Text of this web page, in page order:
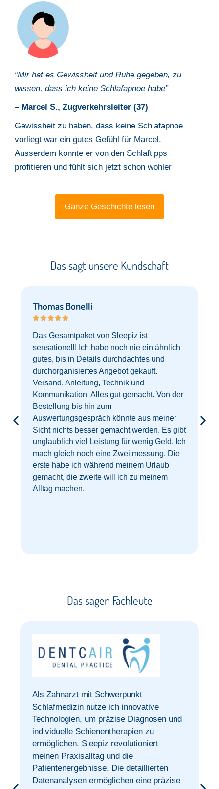
“Mir hat es Gewissheit und Ruhe gegeben, zu
wissen, dass ich keine Schlafapnoe habe”
– Marcel S., Zugverkehrsleiter (37)
Gewissheit zu haben, dass keine Schlafapnoe
vorliegt war ein gutes Gefühl für Marcel.
Ausserdem konnte er von den Schlaftipps
profitieren und fühlt sich jetzt schon wohler
Ganze Geschichte lesen
Das sagt unsere Kundschaft​
Thomas Bonelli

Das Gesamtpaket von Sleepiz ist
sensationell! Ich habe noch nie ein ähnlich
gutes, bis in Details durchdachtes und
durchorganisiertes Angebot gekauft.
Versand, Anleitung, Technik und
Kommunikation. Alles gut gemacht. Von der
Bestellung bis hin zum
Auswertungsgespräch könnte aus meiner
Sicht nichts besser gemacht werden. Es gibt
unglaublich viel Leistung für wenig Geld. Ich
mach gleich noch eine Zweitmessung. Die
erste habe ich während meinem Urlaub
gemacht, die zweite will ich zu meinem
Alltag machen.
Das sagen Fachleute​
Als Zahnarzt mit Schwerpunkt
Schlafmedizin nutze ich innovative
Technologien, um präzise Diagnosen und
individuelle Schienentherapien zu
ermöglichen. Sleepiz revolutioniert
meinen Praxisalltag und die
Patientenergebnisse. Die detaillierten
Datenanalysen ermöglichen eine präzise